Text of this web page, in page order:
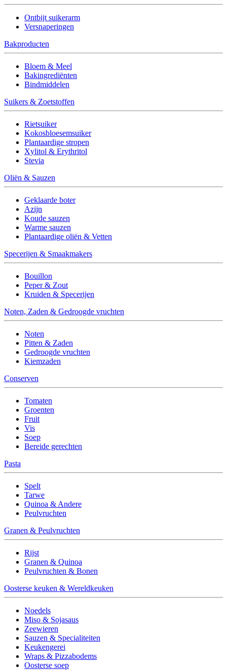
Ontbijt suikerarm
Versnaperingen
Bakproducten
Bloem & Meel
Bakingrediënten
Bindmiddelen
Suikers & Zoetstoffen
Rietsuiker
Kokosbloesemsuiker
Plantaardige stropen
Xylitol & Erythritol
Stevia
Oliën & Sauzen
Geklaarde boter
Azijn
Koude sauzen
Warme sauzen
Plantaardige oliën & Vetten
Specerijen & Smaakmakers
Bouillon
Peper & Zout
Kruiden & Specerijen
Noten, Zaden & Gedroogde vruchten
Noten
Pitten & Zaden
Gedroogde vruchten
Kiemzaden
Conserven
Tomaten
Groenten
Fruit
Vis
Soep
Bereide gerechten
Pasta
Spelt
Tarwe
Quinoa & Andere
Peulvruchten
Granen & Peulvruchten
Rijst
Granen & Quinoa
Peulvruchten & Bonen
Oosterse keuken & Wereldkeuken
Noedels
Miso & Sojasaus
Zeewieren
Sauzen & Specialiteiten
Keukengerei
Wraps & Pizzabodems
Oosterse soep